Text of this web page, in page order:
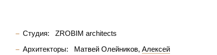
Студия:
ZROBIM architects
Архитекторы:
Матвей Олейников Алексей